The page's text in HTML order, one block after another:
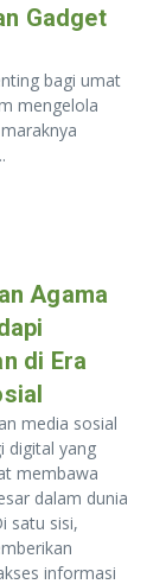
Gadget
bagi umat
mengelola
Agama
di Era
media sosial
digital yang
membawa
dalam dunia
satu sisi,
informasi